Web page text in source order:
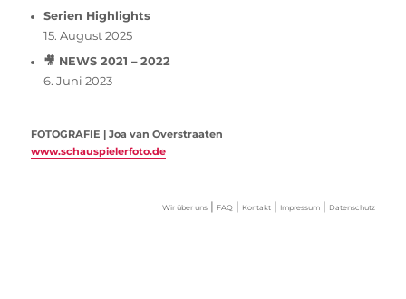
Serien Highlights
15. August 2025
🎥 NEWS 2021 – 2022
6. Juni 2023
FOTOGRAFIE | Joa van Overstraaten
www.schauspielerfoto.de
Wir über uns| FAQ| Kontakt| Impressum| Datenschutz